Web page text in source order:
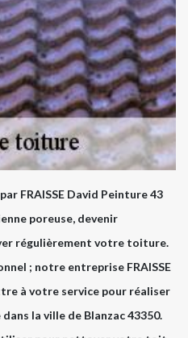
FRAISSE David Peinture 43
poreuse, devenir
régulièrement votre toiture.
; notre entreprise FRAISSE
à votre service pour réaliser
la ville de Blanzac 43350.